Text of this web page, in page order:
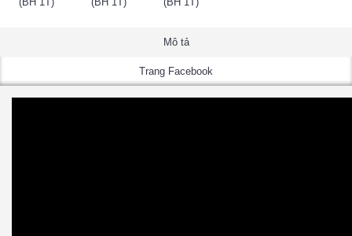
Mô tả
Trang Facebook